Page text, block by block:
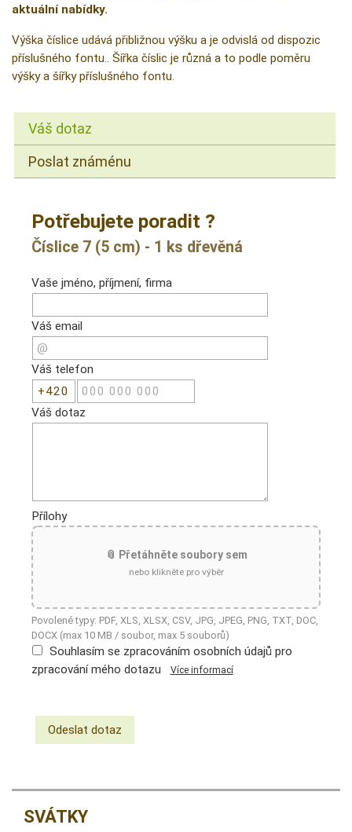
aktuální nabídky.
Výška číslice udává přibližnou výšku a je odvislá od dispozic
příslušného fontu.. Šířka číslic je různá a to podle poměru
výšky a šířky příslušného fontu.
Váš dotaz
Poslat známénu
Potřebujete poradit ?
Číslice 7 (5 cm) - 1 ks dřevěná
Vaše jméno, příjmení, firma
Váš email
Váš telefon
Váš dotaz
Přílohy
📎 Přetáhněte soubory sem
nebo klikněte pro výběr
Povolené typy: PDF, XLS, XLSX, CSV, JPG, JPEG, PNG, TXT, DOC,
DOCX (max 10 MB / soubor, max 5 souborů)
Souhlasím se zpracováním osobních údajů pro
zpracování mého dotazu
Více informací
SVÁTKY